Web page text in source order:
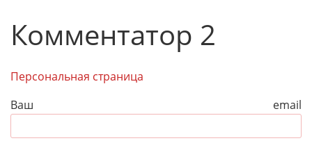
Комментатор 2
Персональная страница
Ваш email